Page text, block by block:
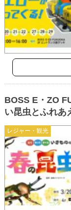
レジャー・観光
BOSS E・ZO
い昆虫とふれあ